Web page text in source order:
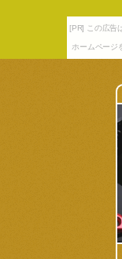
[PR] この広告
ホームページ